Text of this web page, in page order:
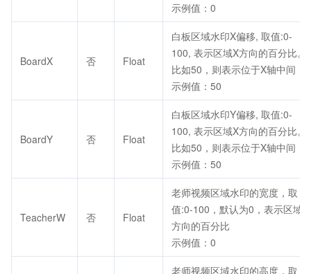
示例值：0
BoardX 否 Float
白板区域水印X偏移, 取值:0-
100, 表示区域X方向的百分比。
比如50，则表示位于X轴中间
示例值：50
BoardY 否 Float
白板区域水印Y偏移, 取值:0-
100, 表示区域X方向的百分比。
比如50，则表示位于X轴中间
示例值：50
TeacherW 否 Float
老师视频区域水印的宽度，取
值:0-100，默认为0，表示区域X
方向的百分比
示例值：0
老师视频区域水印的高度，取